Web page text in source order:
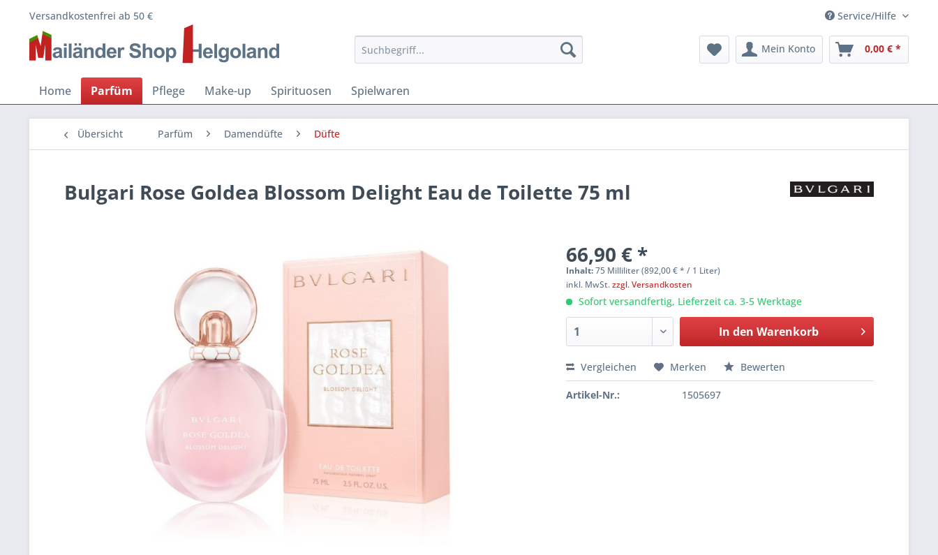
Versandkostenfrei ab 50 € Service/Hilfe
Mein Konto 0,00 € *
Home Parfüm Pflege Make-up Spirituosen Spielwaren
Übersicht Parfüm Damendüfte Düfte
Bulgari Rose Goldea Blossom Delight Eau de Toilette 75 ml
66,90 € *
Inhalt:75 Milliliter (892,00 € * / 1 Liter)
inkl. MwSt.zzgl. Versandkosten
Sofort versandfertig, Lieferzeit ca. 3-5 Werktage
In den Warenkorb
Vergleichen Merken Bewerten
Artikel-Nr.: 1505697